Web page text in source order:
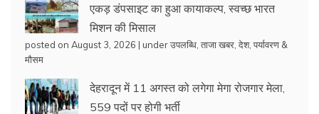
एकड़ डंपसाइट का हुआ कायाकल्प, स्वच्छ भारत
मिशन की मिसाल
posted on August 3, 2026 | underउपलब्धि ताजा खबर देश, पर्यावरण &
मौसम
देहरादून में 11 अगस्त को लगेगा मेगा रोजगार मेला,
559 पदों पर होगी भर्ती